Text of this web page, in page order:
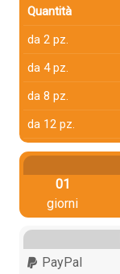
Quantità
da 2 pz.
da 4 pz.
da 8 pz.
da 12 pz.
01
giorni
PayPal